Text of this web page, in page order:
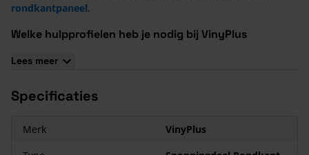
rondkantpaneel.
Welke hulpprofielen heb je nodig bij VinyPlus
Buitenhoekprofiel (0401)
Eindprofiel (0403)+
(0408)
Startprofiel verticale bekleding (0413)
Lees meer
Specificaties
Merk
VinyPlus